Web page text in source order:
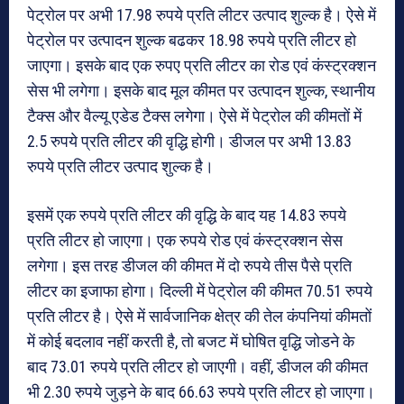
पेट्रोल पर अभी 17.98 रुपये प्रति लीटर उत्पाद शुल्क है। ऐसे में
पेट्रोल पर उत्पादन शुल्क बढकर 18.98 रुपये प्रति लीटर हो
जाएगा। इसके बाद एक रुपए प्रति लीटर का रोड एवं कंस्ट्रक्शन
सेस भी लगेगा। इसके बाद मूल कीमत पर उत्पादन शुल्क, स्थानीय
टैक्स और वैल्यू एडेड टैक्स लगेगा। ऐसे में पेट्रोल की कीमतों में
2.5 रुपये प्रति लीटर की वृद्धि होगी। डीजल पर अभी 13.83
रुपये प्रति लीटर उत्पाद शुल्क है।
इसमें एक रुपये प्रति लीटर की वृद्धि के बाद यह 14.83 रुपये
प्रति लीटर हो जाएगा। एक रुपये रोड एवं कंस्ट्रक्शन सेस
लगेगा। इस तरह डीजल की कीमत में दो रुपये तीस पैसे प्रति
लीटर का इजाफा होगा। दिल्ली में पेट्रोल की कीमत 70.51 रुपये
प्रति लीटर है। ऐसे में सार्वजानिक क्षेत्र की तेल कंपनियां कीमतों
में कोई बदलाव नहीं करती है, तो बजट में घोषित वृद्धि जोडने के
बाद 73.01 रुपये प्रति लीटर हो जाएगी। वहीं, डीजल की कीमत
भी 2.30 रुपये जुड़ने के बाद 66.63 रुपये प्रति लीटर हो जाएगा।